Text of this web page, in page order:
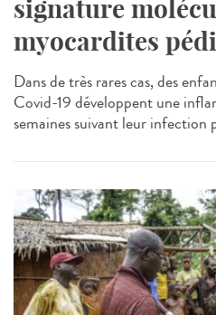
signature
myocardites
Dans de très rares cas, des
Covid-19 développent une
semaines suivant leur infection